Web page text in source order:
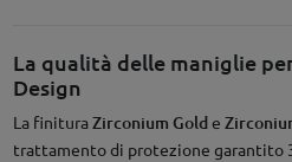
La qualità delle maniglie
Design
La finituraZirconium Golde
trattamento di protezione garantito